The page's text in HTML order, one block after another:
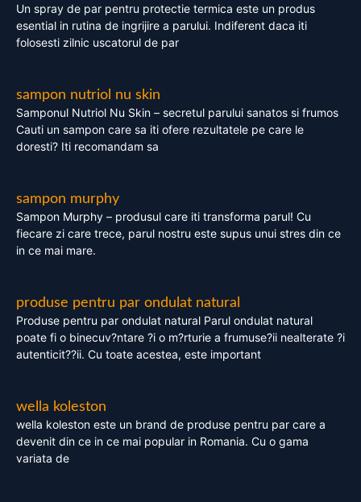
Un spray de par pentru protectie termica este un produs
esential in rutina de ingrijire a parului. Indiferent daca iti
folosesti zilnic uscatorul de par
sampon nutriol nu skin
Samponul Nutriol Nu Skin – secretul parului sanatos si frumos
Cauti un sampon care sa iti ofere rezultatele pe care le
doresti? Iti recomandam sa
sampon murphy
Sampon Murphy – produsul care iti transforma parul! Cu
fiecare zi care trece, parul nostru este supus unui stres din ce
in ce mai mare.
produse pentru par ondulat natural
Produse pentru par ondulat natural Parul ondulat natural
poate fi o binecuv?ntare ?i o m?rturie a frumuse?ii nealterate ?i
autenticit??ii. Cu toate acestea, este important
wella koleston
wella koleston este un brand de produse pentru par care a
devenit din ce in ce mai popular in Romania. Cu o gama
variata de